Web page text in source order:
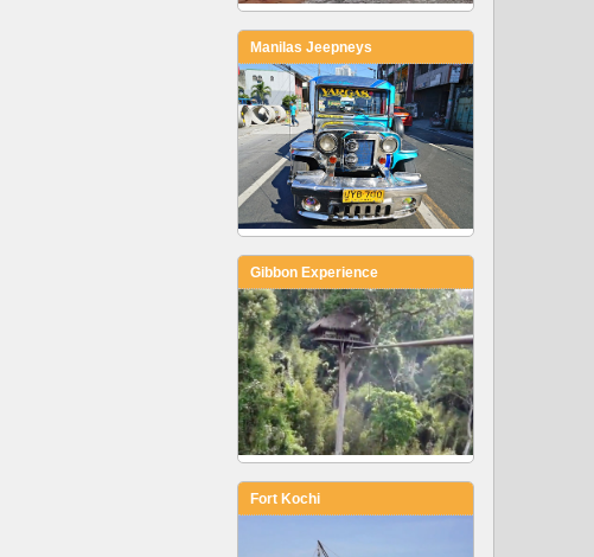
Manilas Jeepneys
Gibbon Experience
Fort Kochi